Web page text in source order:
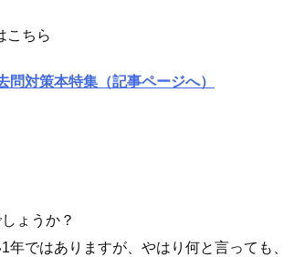
こちら
問対策本特集（記事ページへ）
ょうか？
ではありますが、やはり何と言っても、